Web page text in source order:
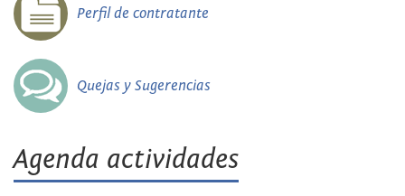
Perfil de contratante
Quejas y Sugerencias
Agenda actividades